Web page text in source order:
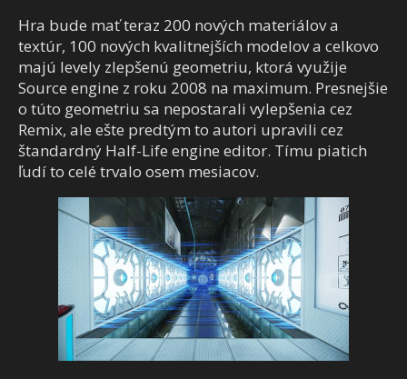
Hra bude mať teraz 200 nových materiálov a
textúr, 100 nových kvalitnejších modelov a celkovo
majú levely zlepšenú geometriu, ktorá využije
Source engine z roku 2008 na maximum. Presnejšie
o túto geometriu sa nepostarali vylepšenia cez
Remix, ale ešte predtým to autori upravili cez
štandardný Half-Life engine editor. Tímu piatich
ľudí to celé trvalo osem mesiacov.